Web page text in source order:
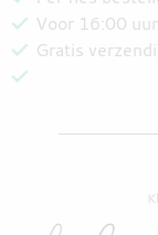
Voor 16:00
Gratis